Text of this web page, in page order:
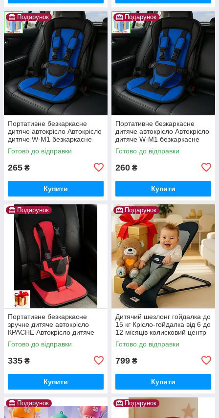
Подарунок
Портативне безкаркасне
дитяче автокрісло Автокрісло
дитяче W-M1 безкаркасне
Готово до відправки
265 ₴
Купити
Подарунок
Портативне безкаркасне
дитяче автокрісло Автокрісло
дитяче W-M1 безкаркасне
Готово до відправки
260 ₴
Купити
Подарунок
Портативне безкаркасне
зручне дитяче автокрісло
КРАСНЕ Автокрісло дитяче
W-M1 безкаркасне Black Red
Готово до відправки
335 ₴
Купити
Подарунок
Дитячий шезлонг гойдалка до
15 кг Крісло-гойдалка від 6 до
12 місяців колисковий центр
дитяча гойдалка
Готово до відправки
799 ₴
Купити
Подарунок Подарунок